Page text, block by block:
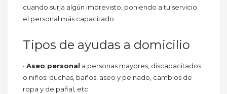
cuando surja algún imprevisto, poniendo a tu servicio
el personal más capacitado.
Tipos de ayudas a domicilio
• Aseo personal a personas mayores, discapacitados
o niños: duchas, baños, aseo y peinado, cambios de
ropa y de pañal, etc.